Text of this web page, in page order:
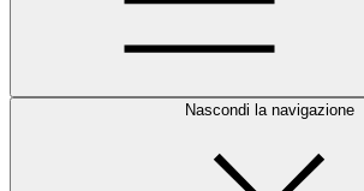
Nascondi la navigazione